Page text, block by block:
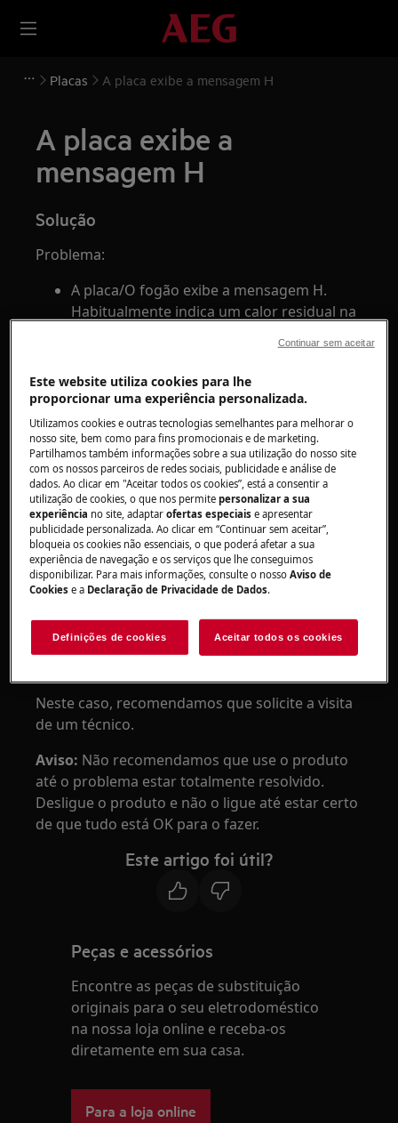
Placas A placa exibe a mensagem H
A placa exibe a
mensagem H
Solução
Problema:
A placa/O fogão exibe a mensagem H.
Habitualmente indica um calor residual na
placa elétrica integrada
fogão de instalação livre com placa elétrica
placa de indução encastrada
fogão de instalação livre com placa de
indução
Resolução:
1. Deixe que a zona de cozedura arrefeça
2. Contacte um centro de assistência
Se a placa estiver fria, provavelmente indica que
Neste caso, recomendamos que solicite a visita
de um técnico.
Aviso: Não recomendamos que use o produto
até o problema estar totalmente resolvido.
Desligue o produto e não o ligue até estar certo
de que tudo está OK para o fazer.
Este artigo foi útil?
Peças e acessórios
Encontre as peças de substituição
originais para o seu eletrodoméstico
na nossa loja online e receba-os
diretamente em sua casa.
Para a loja online
Este website utiliza cookies para lhe
proporcionar uma experiência personalizada.
Utilizamos cookies e outras tecnologias semelhantes para melhorar o
nosso site, bem como para fins promocionais e de marketing.
Partilhamos também informações sobre a sua utilização do nosso site
com os nossos parceiros de redes sociais, publicidade e análise de
dados. Ao clicar em "Aceitar todos os cookies”, está a consentir a
utilização de cookies, o que nos permitepersonalizar a sua
experiência no site, adaptarofertas especiaise apresentar
publicidade personalizada. Ao clicar em “Continuar sem aceitar”,
bloqueia os cookies não essenciais, o que poderá afetar a sua
experiência de navegação e os serviços que lhe conseguimos
disponibilizar. Para mais informações, consulte o nossoAviso de
Cookies e a Declaração de Privacidade de Dados.
Definições de cookies Aceitar todos os cookies
Continuar sem aceitar